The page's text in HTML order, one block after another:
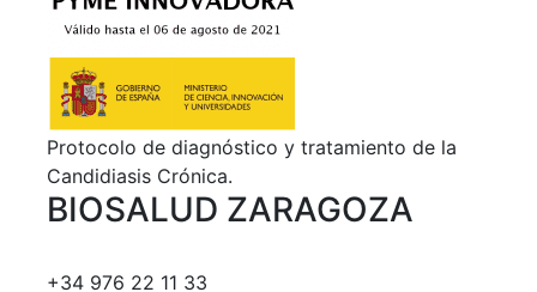
Protocolo de diagnóstico y tratamiento de la
Candidiasis Crónica.
BIOSALUD ZARAGOZA
+34 976 22 11 33